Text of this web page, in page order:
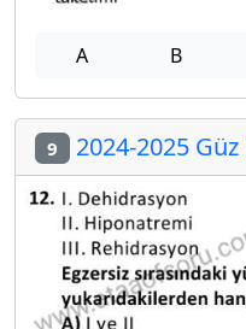
A B
9 2024-2025 Güz